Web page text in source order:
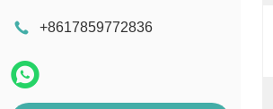
+8617859772836